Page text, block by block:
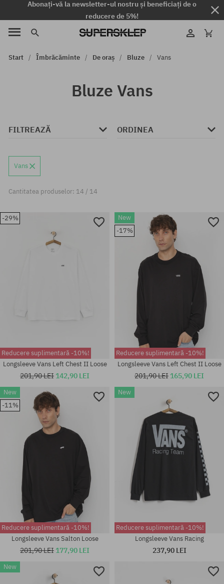
Abonați-vă la newsletter-ul nostru și beneficiați de o
reducere de 5%!
Start Îmbrăcăminte De oraș Bluze Vans
Bluze Vans
FILTREAZĂ ORDINEA
Vans
Cantitatea produselor: 14 / 14
-29%
Reducere suplimentară -10%!
Longsleeve Vans Left Chest II Loose
201,90 LEI 142,90 LEI
New
-17%
Reducere suplimentară -10%!
Longsleeve Vans Left Chest II Loose
201,90 LEI 165,90 LEI
New
-11%
Reducere suplimentară -10%!
Longsleeve Vans Salton Loose
201,90 LEI 177,90 LEI
New
Reducere suplimentară -10%!
Longsleeve Vans Racing
237,90 LEI
New